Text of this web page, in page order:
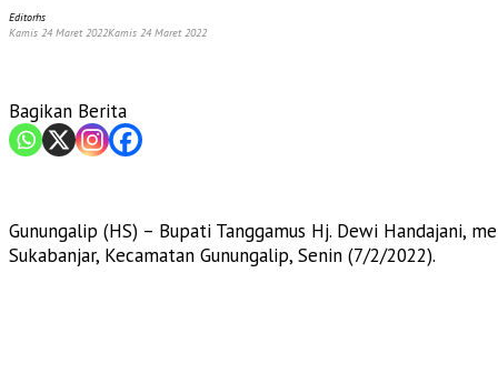
Editorhs
Kamis 24 Maret 2022Kamis 24 Maret 2022
Bagikan Berita
Gunungalip (HS) – Bupati Tanggamus Hj. Dewi Handajani,
Sukabanjar, Kecamatan Gunungalip, Senin (7/2/2022).